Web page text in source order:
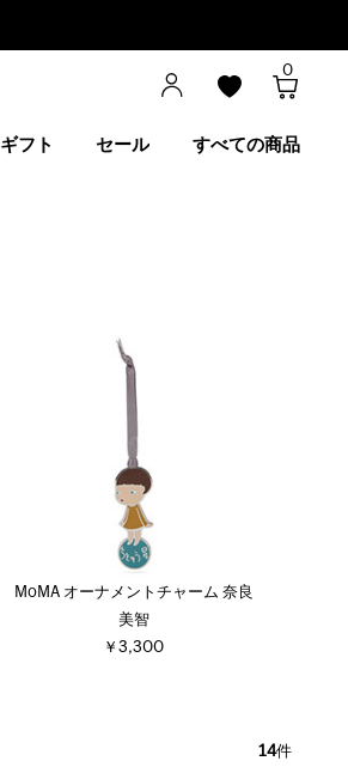
0
ギフト セール すべての商品
MoMA オーナメントチャーム 奈良
美智
￥3,300
14件